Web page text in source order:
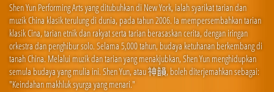
Shen Yun Performing Arts yang ditubuhkan di New York, ialah syarikat tarian dan
muzik China klasik terulung di dunia, pada tahun 2006. Ia mempersembahkan tarian
klasik Cina, tarian etnik dan rakyat serta tarian berasaskan cerita, dengan iringan
orkestra dan penghibur solo. Selama 5,000 tahun, budaya ketuhanan berkembang di
tanah China. Melalui muzik dan tarian yang menakjubkan, Shen Yun menghidupkan
semula budaya yang mulia ini. Shen Yun, atau 神韻, boleh diterjemahkan sebagai:
"Keindahan makhluk syurga yang menari."